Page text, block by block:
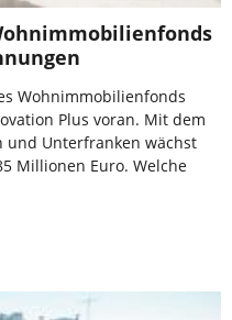
Wohnimmobilienfonds
Plus voran. Mit dem
und Unterfranken wächst
Millionen Euro. Welche